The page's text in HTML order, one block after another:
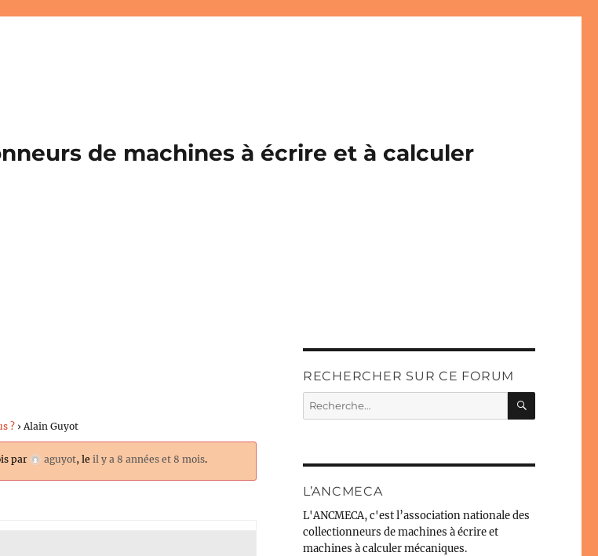
de machines à écrire et à calculer
? › Alain Guyot
par aguyot, leil y a 8 années et 8 mois.
RECHERCHER SUR CE FORUM
Recherche
pour :
L’ANCMECA
L'ANCMECA, c'est l’association nationale des
collectionneurs de machines à écrire et
machines à calculer mécaniques.